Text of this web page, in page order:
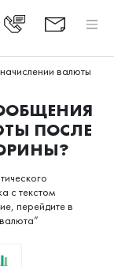
валюты
ПОСЛЕ
с текстом
перейдите в